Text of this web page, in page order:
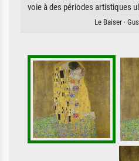
voie à des périodes artistiques
Le Baiser ·